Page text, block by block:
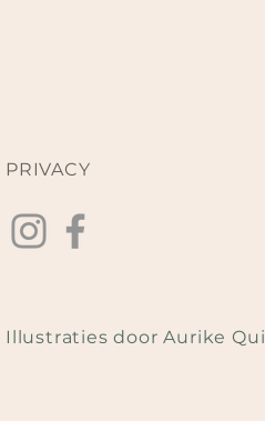
PRIVACY
Illustraties door Aurike